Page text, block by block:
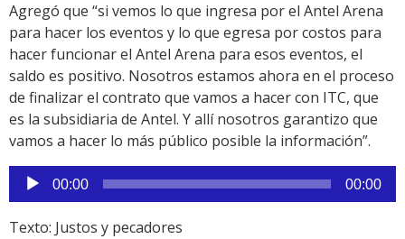
Agregó que “si vemos lo que ingresa por el Antel Arena
para hacer los eventos y lo que egresa por costos para
hacer funcionar el Antel Arena para esos eventos, el
saldo es positivo. Nosotros estamos ahora en el proceso
de finalizar el contrato que vamos a hacer con ITC, que
es la subsidiaria de Antel. Y allí nosotros garantizo que
vamos a hacer lo más público posible la información”.
Reproductor
de
audio
00:00 00:00
Texto: Justos y pecadores